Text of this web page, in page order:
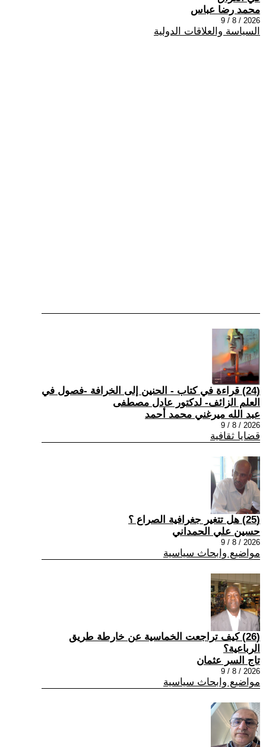
محمد رضا عباس
2026 / 8 / 9
السياسة والعلاقات الدولية
(24) قراءة في كتاب - الحنين إلى الخرافة -فصول في
العلم الزائف- لدكتور عادل مصطفى
عبد الله ميرغني محمد أحمد
2026 / 8 / 9
قضايا ثقافية
(25) هل تتغير جغرافية الصراع ؟
حسين علي الحمداني
2026 / 8 / 9
مواضيع وابحاث سياسية
(26) كيف تراجعت الخماسية عن خارطة طريق
الرباعية؟
تاج السر عثمان
2026 / 8 / 9
مواضيع وابحاث سياسية